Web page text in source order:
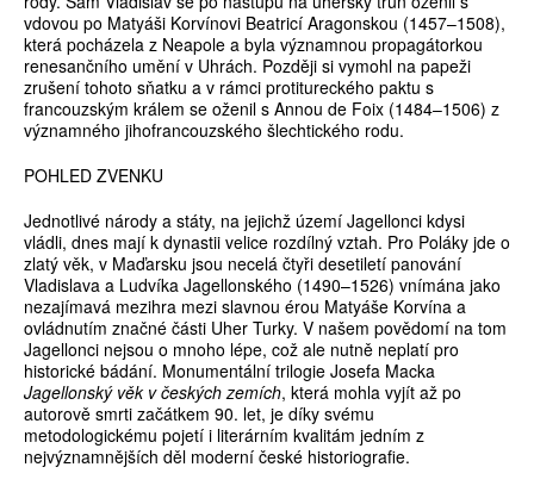
vdovou po Matyáši Korvínovi Beatricí Aragonskou (1457–1508),
která pocházela z Neapole a byla významnou propagátorkou
renesančního umění v Uhrách. Později si vymohl na papeži
zrušení tohoto sňatku a v rámci protitureckého paktu s
francouzským králem se oženil s Annou de Foix (1484–1506) z
významného jihofrancouzského šlechtického rodu.
POHLED ZVENKU
Jednotlivé národy a státy, na jejichž území Jagellonci kdysi
vládli, dnes mají k dynastii velice rozdílný vztah. Pro Poláky jde o
zlatý věk, v Maďarsku jsou necelá čtyři desetiletí panování
Vladislava a Ludvíka Jagellonského (1490–1526) vnímána jako
nezajímavá mezihra mezi slavnou érou Matyáše Korvína a
ovládnutím značné části Uher Turky. V našem povědomí na tom
Jagellonci nejsou o mnoho lépe, což ale nutně neplatí pro
historické bádání. Monumentální trilogie Josefa Macka
Jagellonský věk v českých zemích, která mohla vyjít až po
autorově smrti začátkem 90. let, je díky svému
metodologickému pojetí i literárním kvalitám jedním z
nejvýznamnějších děl moderní české historiografie.